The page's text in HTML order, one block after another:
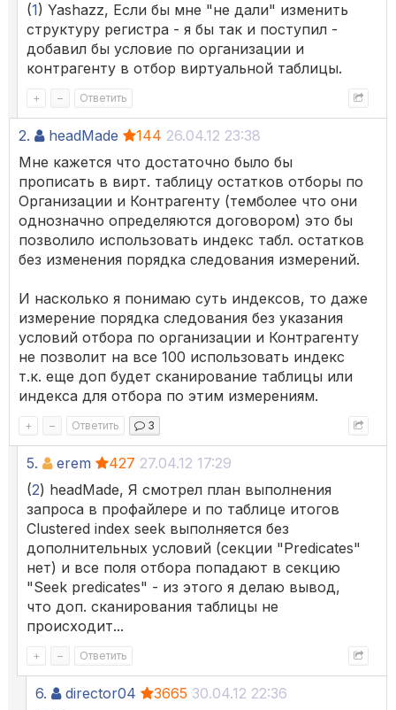
(1) Yashazz, Если бы мне "не дали" изменить
структуру регистра - я бы так и поступил -
добавил бы условие по организации и
контрагенту в отбор виртуальной таблицы.
+ – Ответить
2. headMade 144 26.04.12 23:38
Мне кажется что достаточно было бы
прописать в вирт. таблицу остатков отборы по
Организации и Контрагенту (темболее что они
однозначно определяются договором) это бы
позволило использовать индекс табл. остатков
без изменения порядка следования измерений.
И насколько я понимаю суть индексов, то даже
измерение порядка следования без указания
условий отбора по организации и Контрагенту
не позволит на все 100 использовать индекс
т.к. еще доп будет сканирование таблицы или
индекса для отбора по этим измерениям.
+ – Ответить 3
5. erem 427 27.04.12 17:29
(2) headMade, Я смотрел план выполнения
запроса в профайлере и по таблице итогов
Clustered index seek выполняется без
дополнительных условий (секции "Predicates"
нет) и все поля отбора попадают в секцию
"Seek predicates" - из этого я делаю вывод,
что доп. сканирования таблицы не
происходит...
+ – Ответить
6. director04 3665 30.04.12 22:36